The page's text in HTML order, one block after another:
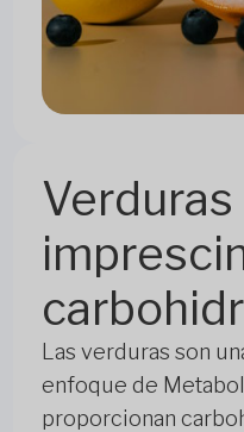
Verduras
Las verduras son
enfoque de
proporcionan